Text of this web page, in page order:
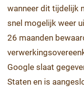
wanneer dit tijdelijk
snel mogelijk weer
26 maanden
Google slaat
Staten en is